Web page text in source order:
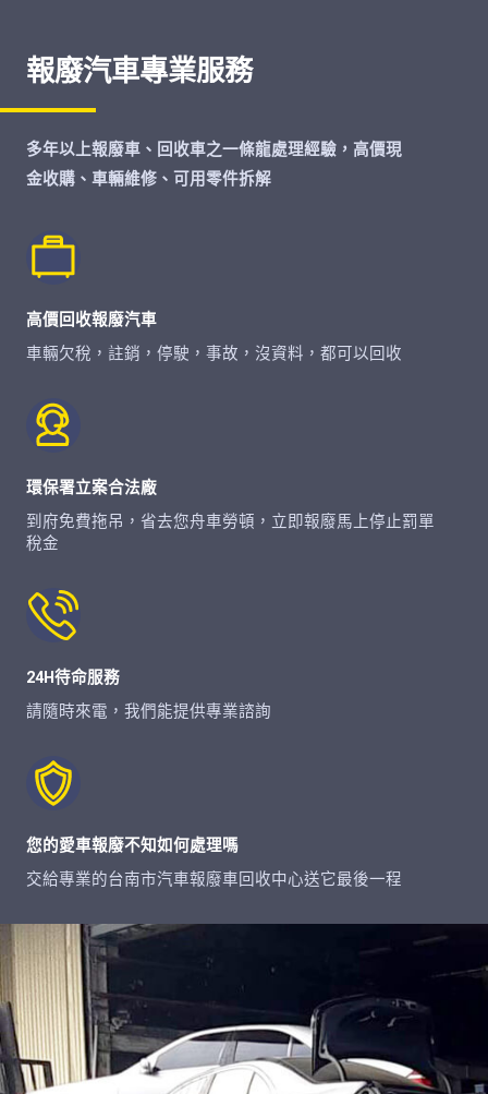
報廢汽車專業服務
多年以上報廢車、回收車之一條龍處理經驗，高價現
金收購、車輛維修、可用零件拆解
高價回收報廢汽車
車輛欠稅，註銷，停駛，事故，沒資料，都可以回收
環保署立案合法廠
到府免費拖吊，省去您舟車勞頓，立即報廢馬上停止罰單
稅金
24H待命服務
請隨時來電，我們能提供專業諮詢
您的愛車報廢不知如何處理嗎
交給專業的台南市汽車報廢車回收中心送它最後一程